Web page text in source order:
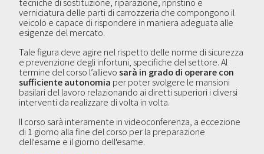
verniciatura delle parti di carrozzeria che compongono il
veicolo e capace di rispondere in maniera adeguata alle
esigenze del mercato.
Tale figura deve agire nel rispetto delle norme di sicurezza
e prevenzione degli infortuni, specifiche del settore. Al
termine del corso l’allievosarà in grado di operare con
sufficiente autonomia per poter svolgere le mansioni
basilari del lavoro relazionando ai diretti superiori i diversi
interventi da realizzare di volta in volta.
Il corso sarà interamente in videoconferenza, a eccezione
di 1 giorno alla fine del corso per la preparazione
dell'esame e il giorno dell'esame.